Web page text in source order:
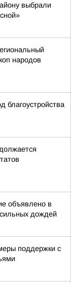
выбрали
народов
благоустройства
объявлено в
дождей
поддержки с